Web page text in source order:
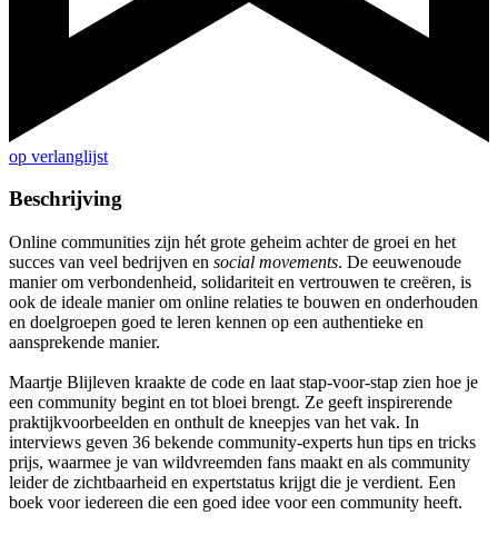
op verlanglijst
Beschrijving
Online communities zijn hét grote geheim achter de groei en het
succes van veel bedrijven en social movements. De eeuwenoude
manier om verbondenheid, solidariteit en vertrouwen te creëren, is
ook de ideale manier om online relaties te bouwen en onderhouden
en doelgroepen goed te leren kennen op een authentieke en
aansprekende manier.
Maartje Blijleven kraakte de code en laat stap-voor-stap zien hoe je
een community begint en tot bloei brengt. Ze geeft inspirerende
praktijkvoorbeelden en onthult de kneepjes van het vak. In
interviews geven 36 bekende community-experts hun tips en tricks
prijs, waarmee je van wildvreemden fans maakt en als community
leider de zichtbaarheid en expertstatus krijgt die je verdient. Een
boek voor iedereen die een goed idee voor een community heeft.